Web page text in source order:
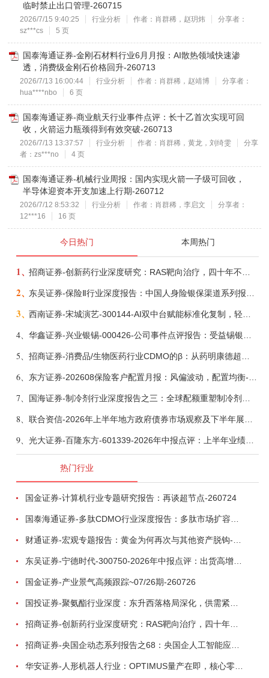
临时禁止出口管理-260715
2026/7/15 9:40:25 行业分析 作者：肖群稀，赵玥炜
分享者：
sz***cs
5 页
国泰海通证券-金刚石材料行业6月月报：AI散热领域快速渗
透，消费级金刚石价格回升-260713
2026/7/13 16:00:44 行业分析 作者：肖群稀，赵靖博
分享者：
hua****nbo
6 页
国泰海通证券-商业航天行业事件点评：长十乙首次实现可回
收，火箭运力瓶颈得到有效突破-260713
2026/7/13 13:37:57 行业分析 作者：肖群稀，黄龙，刘绮雯
分享
者：zs***no
4 页
国泰海通证券-机械行业周报：国内实现火箭一子级可回收，
半导体迎资本开支加速上行期-260712
2026/7/12 8:53:32 行业分析 作者：肖群稀，李启文
分享者：
12***16
16 页
今日热门 本周热门
1、
2、
3、
4、
5、
6、
7、
8、
9、 光大证券-百隆东方-601339-2026年中报点评：上半年业绩表现高增，国内外产能均有亮眼表现-260807
热门行业
国金证券-计算机行业专题研究报告：再谈超节点-260724
东吴证券-宁德时代-300750-2026年中报点评：出货高增业绩稳健，回购彰显龙头信心-260726
国金证券-产业景气高频跟踪~07/26期-260726
招商证券-创新药行业深度研究：RAS靶向治疗，四十年不可成药的终结，与终结之后的治疗格局演化-260805